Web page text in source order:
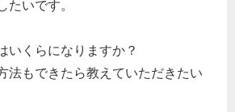
いです。
いくらになりますか？
法もできたら教えていただきたい